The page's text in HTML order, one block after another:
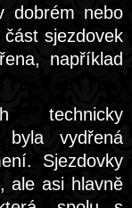
dobrém nebo
sjezdovek
například
byla vydřená
Sjezdovky
ale asi hlavně